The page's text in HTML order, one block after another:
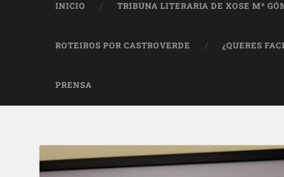
INICIO TRIBUNA LITERARIA DE XOSE Mª
ROTEIROS POR CASTROVERDE ¿QUERES
PRENSA